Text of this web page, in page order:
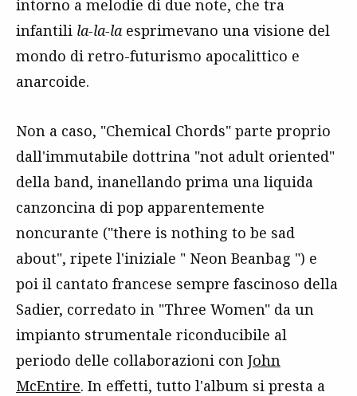
intorno a melodie di due note, che tra
infantili la-la-la esprimevano una visione del
mondo di retro-futurismo apocalittico e
anarcoide.
Non a caso, "Chemical Chords" parte proprio
dall'immutabile dottrina "not adult oriented"
della band, inanellando prima una liquida
canzoncina di pop apparentemente
noncurante ("there is nothing to be sad
about", ripete l'iniziale " Neon Beanbag ") e
poi il cantato francese sempre fascinoso della
Sadier, corredato in "Three Women" da un
impianto strumentale riconducibile al
periodo delle collaborazioni con John
McEntire. In effetti, tutto l'album si presta a